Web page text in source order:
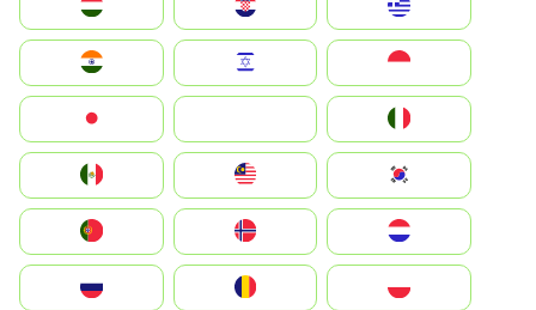
Hrvatska
Magyarország
Indonesia
South Korea
Nederland
Portugal
România